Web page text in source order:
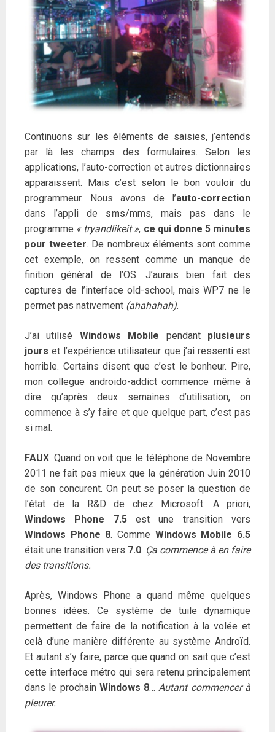
Continuons sur les éléments de saisies, j’entends
par là les champs des formulaires. Selon les
applications, l’auto-correction et autres dictionnaires
apparaissent. Mais c’est selon le bon vouloir du
programmeur. Nous avons de l’auto-correction
dans l’appli de sms/mms, mais pas dans le
programme « tryandlikeit », ce qui donne 5 minutes
pour tweeter. De nombreux éléments sont comme
cet exemple, on ressent comme un manque de
finition général de l’OS. J’aurais bien fait des
captures de l’interface old-school, mais WP7 ne le
permet pas nativement (ahahahah).
J’ai utilisé Windows Mobile pendant plusieurs
jours et l’expérience utilisateur que j’ai ressenti est
horrible. Certains disent que c’est le bonheur. Pire,
mon collegue androido-addict commence même à
dire qu’après deux semaines d’utilisation, on
commence à s’y faire et que quelque part, c’est pas
si mal.
FAUX. Quand on voit que le téléphone de Novembre
2011 ne fait pas mieux que la génération Juin 2010
de son concurent. On peut se poser la question de
l’état de la R&D de chez Microsoft. A priori,
Windows Phone 7.5 est une transition vers
Windows Phone 8. Comme Windows Mobile 6.5
était une transition vers 7.0. Ça commence à en faire
des transitions.
Après, Windows Phone a quand même quelques
bonnes idées. Ce système de tuile dynamique
permettent de faire de la notification à la volée et
celà d’une manière différente au système Androïd.
Et autant s’y faire, parce que quand on sait que c’est
cette interface métro qui sera retenu principalement
dans le prochain Windows 8… Autant commencer à
pleurer.